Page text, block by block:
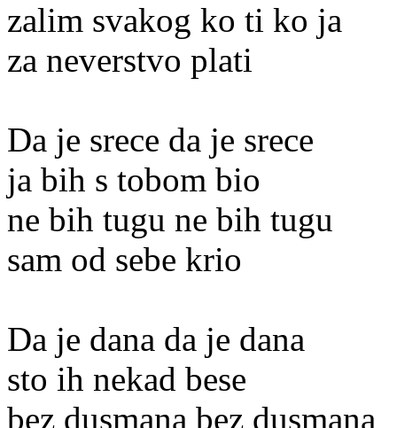
zalim svakog ko ti ko ja
za neverstvo plati
Da je srece da je srece
ja bih s tobom bio
ne bih tugu ne bih tugu
sam od sebe krio
Da je dana da je dana
sto ih nekad bese
bez dusmana bez dusmana